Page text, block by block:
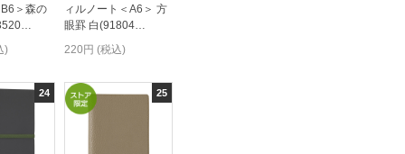
＞森の
)
ィルノート＜A6＞ 方
眼罫 白(91804…
220円 (税込)